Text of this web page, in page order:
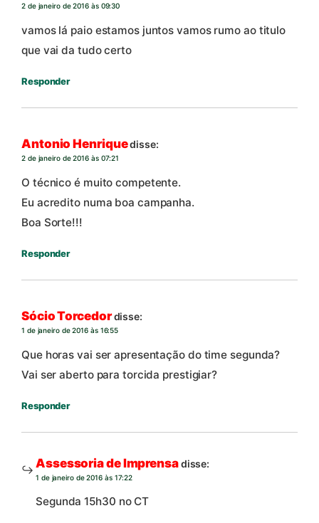
2 de janeiro de 2016 às 09:30
vamos lá paio estamos juntos vamos rumo ao titulo
que vai da tudo certo
Responder
Antonio Henriquedisse:
2 de janeiro de 2016 às 07:21
O técnico é muito competente.
Eu acredito numa boa campanha.
Boa Sorte!!!
Responder
Sócio Torcedordisse:
1 de janeiro de 2016 às 16:55
Que horas vai ser apresentação do time segunda?
Vai ser aberto para torcida prestigiar?
Responder
Assessoria de Imprensadisse:
1 de janeiro de 2016 às 17:22
Segunda 15h30 no CT